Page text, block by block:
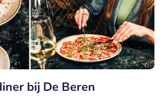
bij De Beren